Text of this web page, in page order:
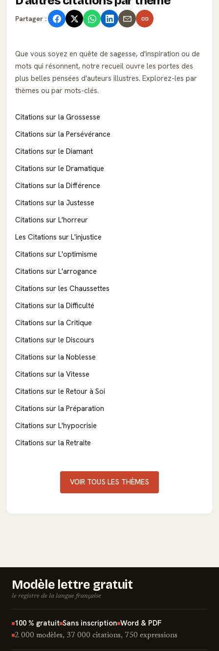
Partager :
Que vous soyez en quête de sagesse, d'inspiration ou de
mots qui résonnent, notre recueil ouvre les portes des
plus belles pensées d'auteurs illustres. Explorez-les par
thèmes ou par mots-clés.
Citations sur la Grossesse
Citations sur la Persévérance
Citations sur le Diamant
Citations sur le Dramatique
Citations sur la Différence
Citations sur la Justesse
Citations sur L'horreur
Les Citations sur L'injustice
Citations sur L'optimisme
Citations sur L'arrogance
Citations sur les Chaussettes
Citations sur la Difficulté
Citations sur la Critique
Citations sur le Discours
Citations sur la Noblesse
Citations sur la Vitesse
Citations sur le Retour à Soi
Citations sur la Préparation
Citations sur L'hypocrisie
Citations sur la Retraite
VOIR TOUS LES THÈMES
Modèle lettre gratuit
le registre de la langue française
100 % gratuit Sans inscription Word & PDF
2 000 modèles, 37 000 citations, 750 expressions